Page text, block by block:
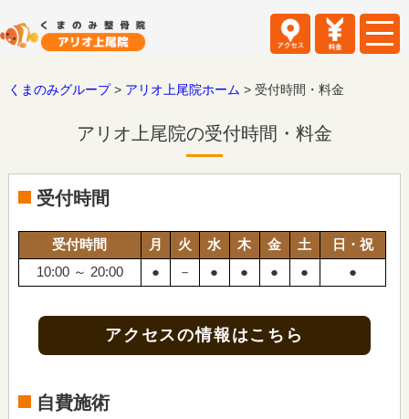
くまのみグループ> アリオ上尾院ホーム > 受付時間・料金
アリオ上尾院の受付時間・料金
受付時間
受付時間 月 火 水 木 金 土
日・祝
10:00 ～ 20:00
● － ● ● ● ● ●
アクセスの情報はこちら
自費施術